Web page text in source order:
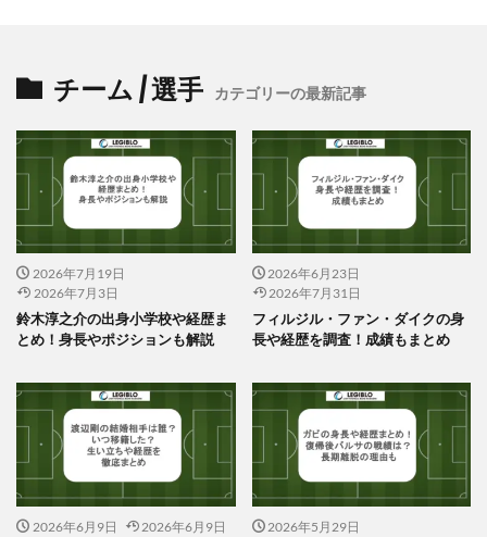
チーム / 選手 カテゴリーの最新記事
2026年7月19日
2026年7月3日
鈴木淳之介の出身小学校や経歴ま
とめ！身長やポジションも解説
2026年6月23日
2026年7月31日
フィルジル・ファン・ダイクの身
長や経歴を調査！成績もまとめ
2026年6月9日 2026年6月9日
2026年5月29日